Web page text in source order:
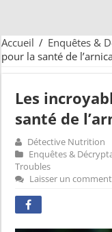
Accueil / Enquêtes &
pour la santé de l’arnica
Les
santé de
Détective Nutrition
Enquêtes &
Troubles
Laisser un